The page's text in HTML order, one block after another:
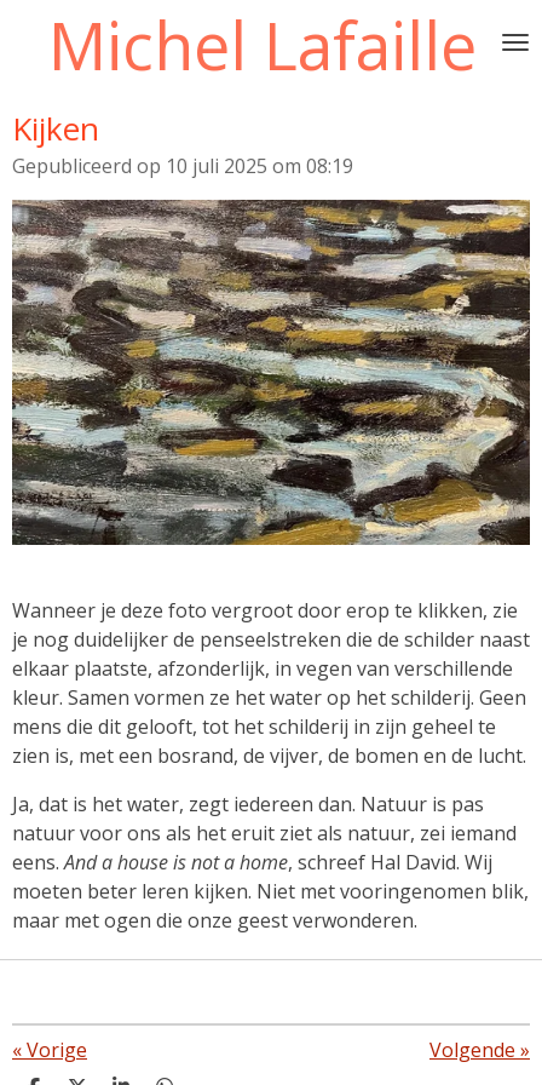
hoofdinhoud
Michel Lafaille
Kijken
Gepubliceerd op 10 juli 2025 om 08:19
Wanneer je deze foto vergroot door erop te klikken, zie
je nog duidelijker de penseelstreken die de schilder naast
elkaar plaatste, afzonderlijk, in vegen van verschillende
kleur. Samen vormen ze het water op het schilderij. Geen
mens die dit gelooft, tot het schilderij in zijn geheel te
zien is, met een bosrand, de vijver, de bomen en de lucht.
Ja, dat is het water, zegt iedereen dan. Natuur is pas
natuur voor ons als het eruit ziet als natuur, zei iemand
eens.And a house is not a home, schreef Hal David. Wij
moeten beter leren kijken. Niet met vooringenomen blik,
maar met ogen die onze geest verwonderen.
«Vorige Volgende »